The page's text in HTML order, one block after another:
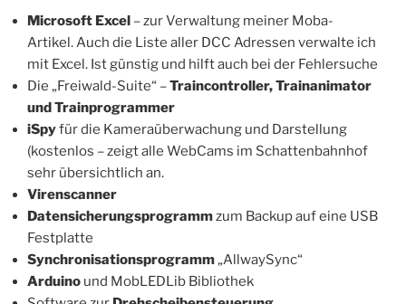
Microsoft Excel – zur Verwaltung meiner Moba-
Artikel. Auch die Liste aller DCC Adressen verwalte ich
mit Excel. Ist günstig und hilft auch bei der Fehlersuche
Die „Freiwald-Suite“ –Traincontroller, Trainanimator
und Trainprogrammer
iSpyfür die Kameraüberwachung und Darstellung
(kostenlos – zeigt alle WebCams im Schattenbahnhof
sehr übersichtlich an.
Virenscanner
Datensicherungsprogrammzum Backup auf eine USB
Festplatte
Synchronisationsprogramm„AllwaySync“
Arduino und MobLEDLib Bibliothek